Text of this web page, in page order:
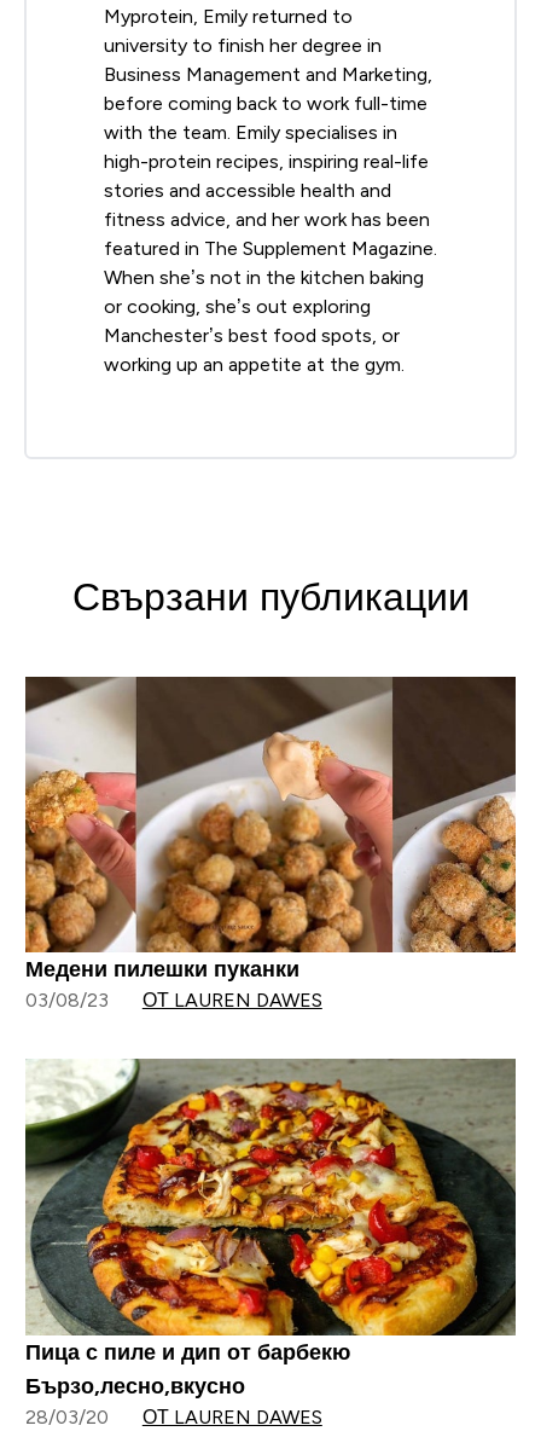
Myprotein, Emily returned to
university to finish her degree in
Business Management and Marketing,
before coming back to work full-time
with the team. Emily specialises in
high-protein recipes, inspiring real-life
stories and accessible health and
fitness advice, and her work has been
featured in The Supplement Magazine.
When she’s not in the kitchen baking
or cooking, she’s out exploring
Manchester’s best food spots, or
working up an appetite at the gym.
Свързани публикации
Медени пилешки пуканки
03/08/23 ОТ LAUREN DAWES
Пица с пиле и дип от барбекю
Бързо,лесно,вкусно
28/03/20 ОТ LAUREN DAWES